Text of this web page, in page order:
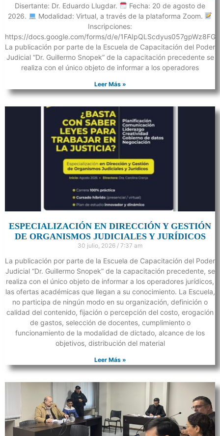
Disertante: Dr. Eduardo Llugdar.
Fecha: 20 de agosto de
2026.
Modalidad: Virtual, a través de la plataforma Zoom.
Inscripciones:
https://docs.google.com/forms/d/e/
La publicación por parte de la Escuela de Capacitación del Poder
Judicial “Dr. Guillermo Snopek” de la capacitación precedente se
realiza con el único objeto de informar a los operadores
Leer Más »
ESPECIALIZACIÓN EN DIRECCIÓN Y GESTIÓN
DE ORGANISMOS JUDICIALES Y JURÍDICOS
30 julio, 2026 7:37 am
La publicación por parte de la Escuela de Capacitación del Poder
Judicial “Dr. Guillermo Snopek” de la capacitación precedente, se
realiza con el único objeto de informar a los operadores jurídicos,
las ofertas académicas que llegan a su conocimiento. La Escuela,
no participa de ningún modo en su organización, definición o
calidad del contenido, fijación o percepción del costo, erogación
de gastos, selección de docentes, cumplimiento o
funcionamiento de la modalidad de dictado, alcance de los
objetivos, distribución del material
Leer Más »